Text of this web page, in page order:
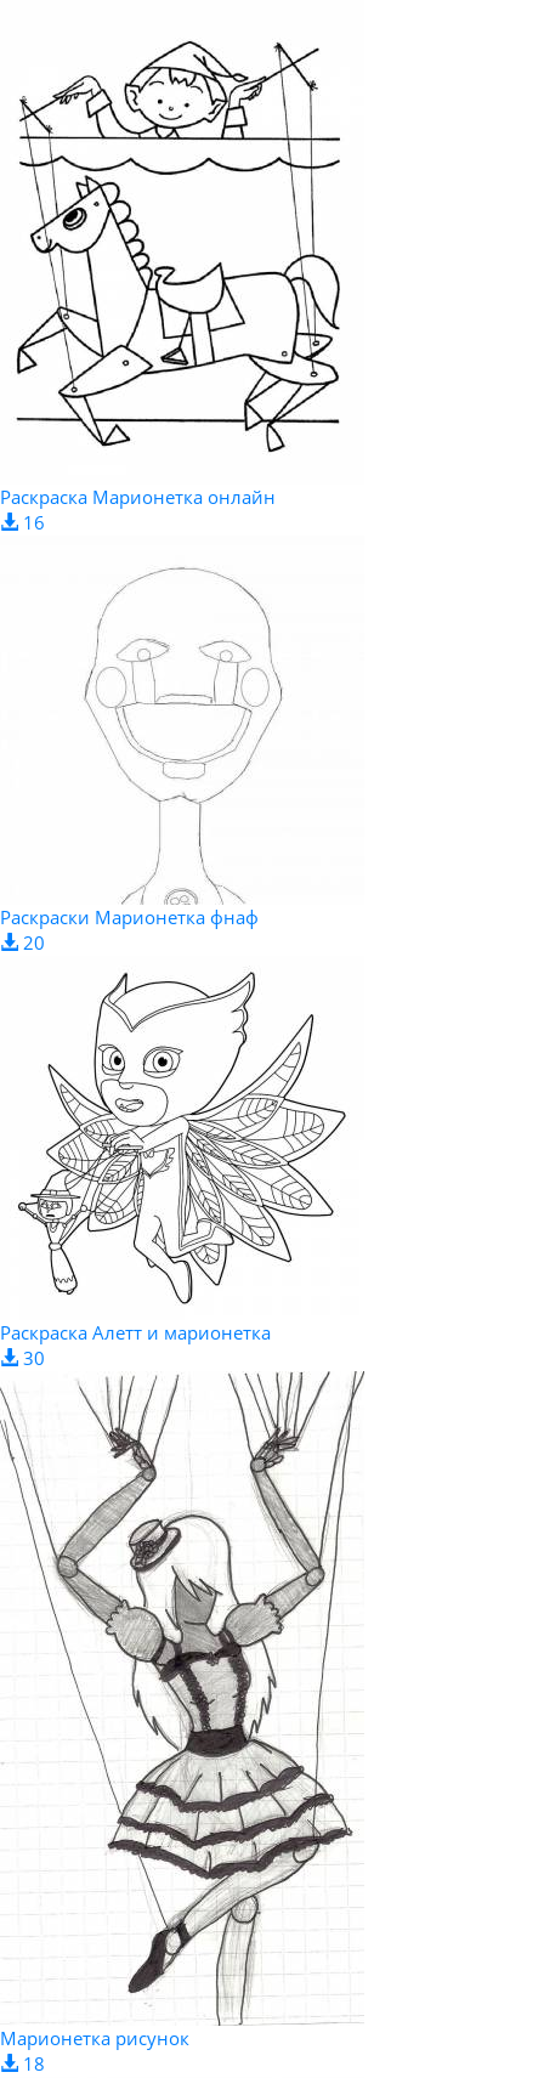
Раскраска Марионетка онлайн
16
Раскраски Марионетка фнаф
20
Раскраска Алетт и марионетка
30
Марионетка рисунок
18